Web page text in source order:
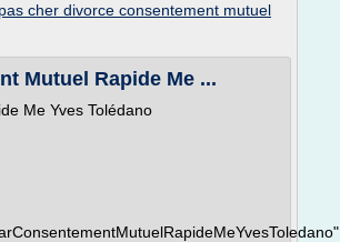
cher divorce consentement mutuel
Mutuel Rapide Me ...
Me Yves Tolédano